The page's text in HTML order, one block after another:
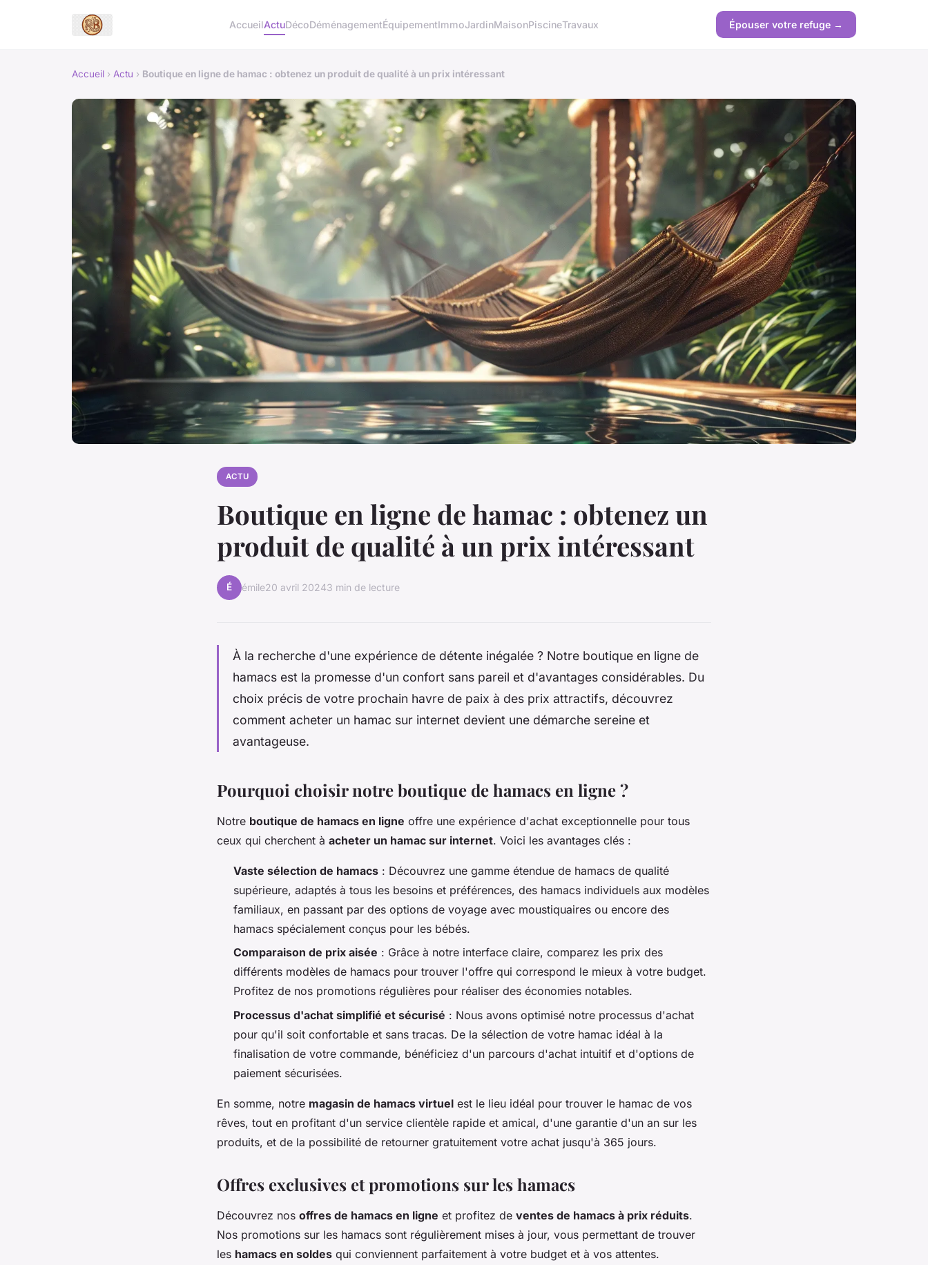
AccueilActuDécoDéménagementÉquipementImmoJardinMaisonPiscineTravaux Épouser votre refuge →
Accueil › Actu › Boutique en ligne de hamac : obtenez un produit de qualité à un prix intéressant
ACTU
Boutique en ligne de hamac : obtenez un
produit de qualité à un prix intéressant
É émile20 avril 20243 min de lecture
À la recherche d'une expérience de détente inégalée ? Notre boutique en ligne de
hamacs est la promesse d'un confort sans pareil et d'avantages considérables. Du
choix précis de votre prochain havre de paix à des prix attractifs, découvrez
comment acheter un hamac sur internet devient une démarche sereine et
avantageuse.
Pourquoi choisir notre boutique de hamacs en ligne ?
Notre boutique de hamacs en ligne offre une expérience d'achat exceptionnelle pour tous
ceux qui cherchent à acheter un hamac sur internet. Voici les avantages clés :
Vaste sélection de hamacs : Découvrez une gamme étendue de hamacs de qualité
supérieure, adaptés à tous les besoins et préférences, des hamacs individuels aux modèles
familiaux, en passant par des options de voyage avec moustiquaires ou encore des
hamacs spécialement conçus pour les bébés.
Comparaison de prix aisée : Grâce à notre interface claire, comparez les prix des
différents modèles de hamacs pour trouver l'offre qui correspond le mieux à votre budget.
Profitez de nos promotions régulières pour réaliser des économies notables.
Processus d'achat simplifié et sécurisé : Nous avons optimisé notre processus d'achat
pour qu'il soit confortable et sans tracas. De la sélection de votre hamac idéal à la
finalisation de votre commande, bénéficiez d'un parcours d'achat intuitif et d'options de
paiement sécurisées.
En somme, notre magasin de hamacs virtuel est le lieu idéal pour trouver le hamac de vos
rêves, tout en profitant d'un service clientèle rapide et amical, d'une garantie d'un an sur les
produits, et de la possibilité de retourner gratuitement votre achat jusqu'à 365 jours.
Offres exclusives et promotions sur les hamacs
Découvrez nos offres de hamacs en ligne et profitez de ventes de hamacs à prix réduits.
Nos promotions sur les hamacs sont régulièrement mises à jour, vous permettant de trouver
les hamacs en soldes qui conviennent parfaitement à votre budget et à vos attentes.